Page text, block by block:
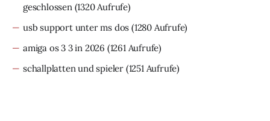
geschlossen (1320 Aufrufe)
usb support unter ms dos (1280 Aufrufe)
amiga os 3 3 in 2026 (1261 Aufrufe)
schallplatten und spieler (1251 Aufrufe)